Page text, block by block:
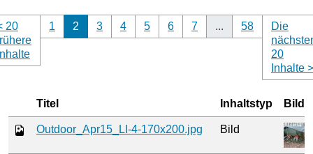
20
1
2
3 4 5 6 7 ... 58
Die
20
Inhalte >
Titel Inhaltstyp Bild
Outdoor_Apr15_LI-4-170x200.jpg Bild